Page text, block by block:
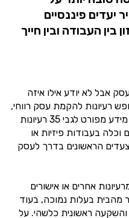
יעדים פיננסיים
בין העבודה ובין חייך
אבל לא יודע אילו איזה
רעיונות להקמת עסק רווחי,
הגעת למקום הנכון. במאמר תמצא מידע מפורט לגבי 35 רעיונות
וכלה בעבודות פיזיות או
הראשונים בדרך לעסק
אחרים או אישורים
מהבית בעלות נמוכה, בעוד
והשקעה ראשונית כלשהי. על